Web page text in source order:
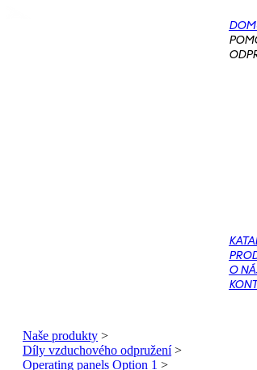
O
Naše produkty >
Díly vzduchového odpružení>
Operating panels Option 1 >